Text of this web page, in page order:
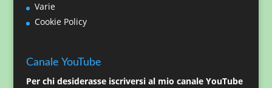
Varie
Cookie Policy
Canale YouTube
Per chi desiderasse iscriversi al mio canale YouTube